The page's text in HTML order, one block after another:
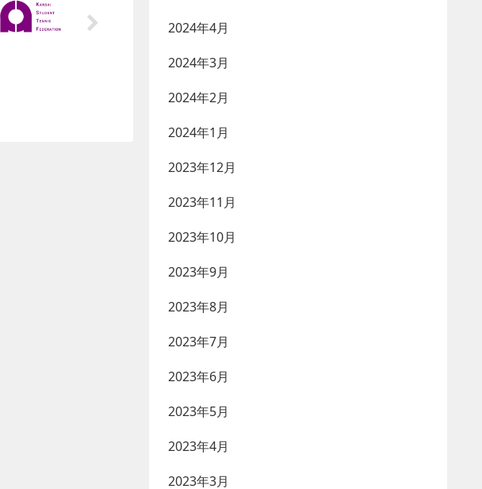
2024年4月
2024年3月
2024年2月
2024年1月
2023年12月
2023年11月
2023年10月
2023年9月
2023年8月
2023年7月
2023年6月
2023年5月
2023年4月
2023年3月